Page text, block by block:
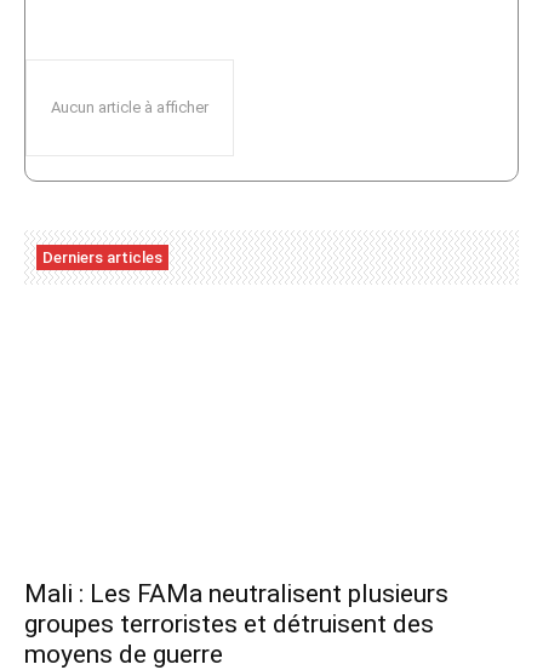
Aucun article à afficher
Derniers articles
Mali : Les FAMa neutralisent plusieurs
groupes terroristes et détruisent des
moyens de guerre